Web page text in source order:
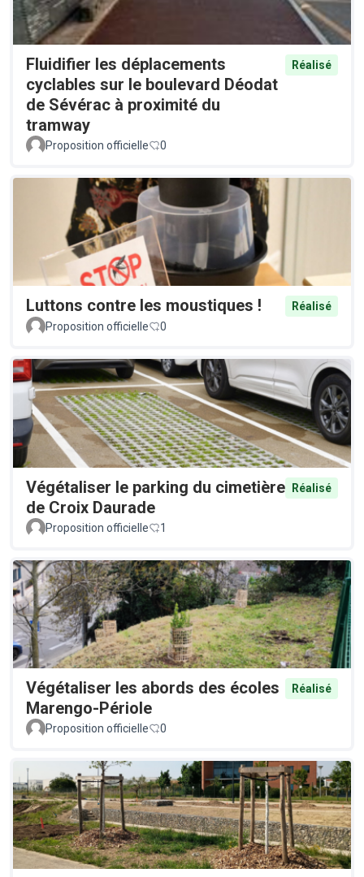
Fluidifier les déplacements
cyclables sur le boulevard Déodat
de Sévérac à proximité du
tramway
Réalisé
Proposition officielle 0
Luttons contre les moustiques !
Réalisé
Proposition officielle
0
Végétaliser le parking du cimetière
de Croix Daurade
Réalisé
Proposition officielle 1
Végétaliser les abords des écoles
Marengo-Périole
Réalisé
Proposition officielle 0